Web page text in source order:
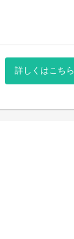
詳しくはこちら